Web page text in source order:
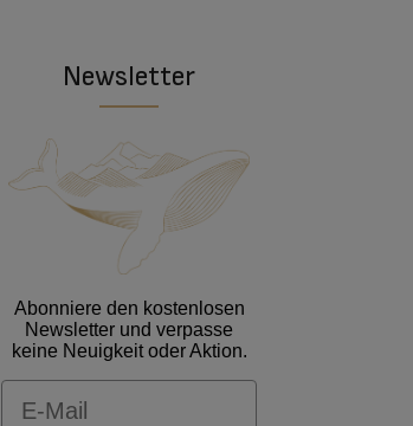
Newsletter
Abonniere den kostenlosen
Newsletter und verpasse
keine Neuigkeit oder Aktion.
Email